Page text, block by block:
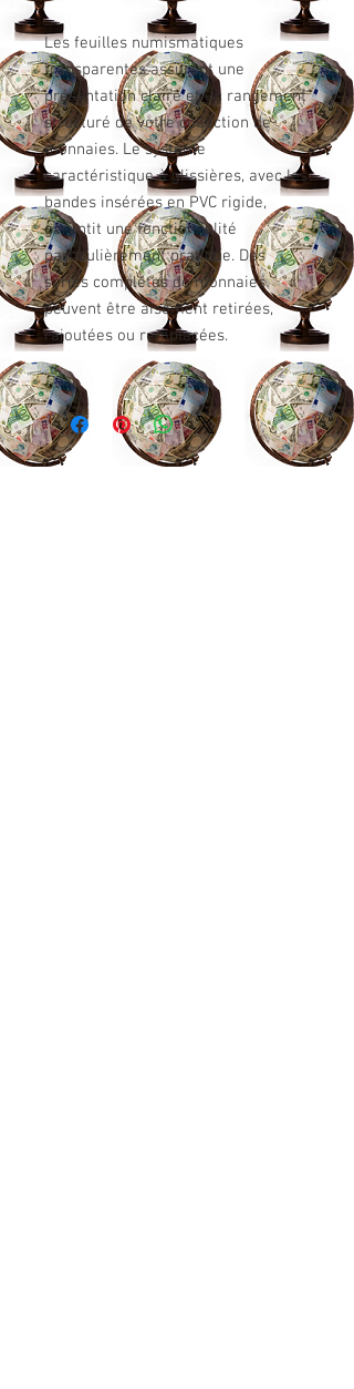
Les feuilles numismatiques
transparentes assurent une
présentation claire et un rangement
structuré de votre collection de
monnaies. Le système
caractéristique à glissières, avec les
bandes insérées en PVC rigide,
garantit une fonctionnalité
particulièrement pratique. Des
séries complètes de monnaies
peuvent être aisément retirées,
rajoutées ou remplacées.